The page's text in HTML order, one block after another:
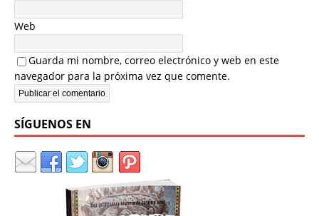
Web
Guarda mi nombre, correo electrónico y web en este
navegador para la próxima vez que comente.
SÍGUENOS EN